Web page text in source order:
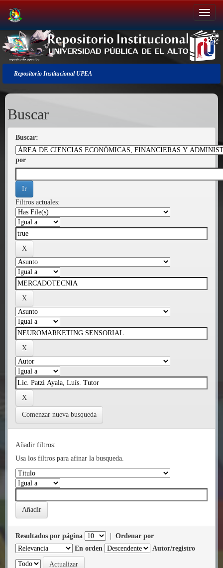
Salir
de
la
navegación
Repositorio Institucional UPEA
Buscar
Buscar:
por
Filtros actuales:
Comenzar nueva busqueda
Añadir filtros:
Usa los filtros para afinar la busqueda.
Resultados por página
Ordenar por
En orden
Autor/registro